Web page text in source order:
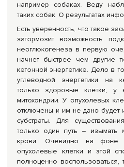
например собаках. Веду
таких собак. О результатах
Есть уверенность, что такое
затормозит возможность
неоглюкогенеза в первую
начнет быстрее чем другие
кетонной энергетике. Дело в
углеводной энергетики на
только здоровые клетки, у
митохондрии. У опухолевых
отключены и им не дано будет
субстраты. Для
только один путь – изымать
крови. Очевидно на фоне
опухолевые клетки и этой
полноценно воспользоваться,